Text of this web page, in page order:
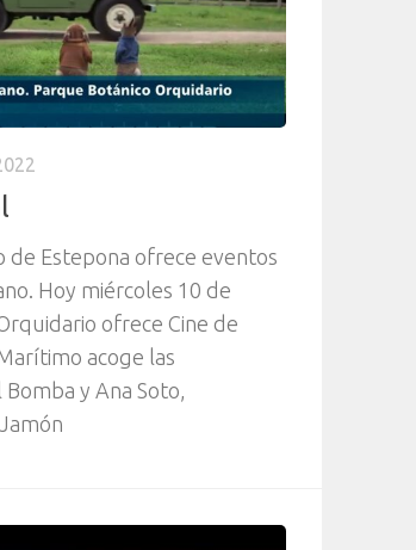
de Estepona ofrece eventos
Hoy miércoles 10 de
ofrece Cine de
acoge las
y Ana Soto,